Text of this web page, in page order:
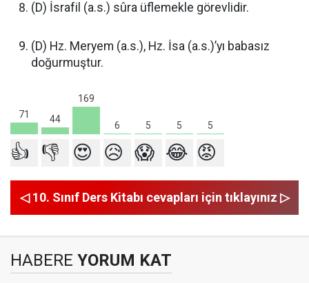
(D) İsrafil (a.s.) sûra üflemekle görevlidir.
(D) Hz. Meryem (a.s.), Hz. İsa (a.s.)’yı babasız
doğurmuştur.
71 44
169
6 5 5 5
👍 👎 😍 😥 😱 😂 😡
◁ 10. Sınıf Ders Kitabı cevapları için tıklayınız ▷
HABERE YORUM KAT